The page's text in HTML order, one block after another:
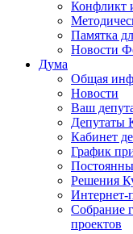
Конфликт
Памятка
Новости
Дума
Общая
Новости
Ваш
Депутаты
Кабинет
График
Решения
Интернет-
Собрание
проектов